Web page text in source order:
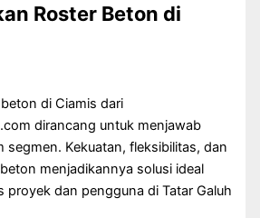
Roster Beton di
di Ciamis dari
dirancang untuk menjawab
segmen. Kekuatan, fleksibilitas, dan
menjadikannya solusi ideal
proyek dan pengguna di Tatar Galuh